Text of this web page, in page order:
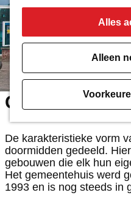
Alles
Alleen
a
a
r
d
e
m
e
De karakteristieke vorm
doormidden gedeeld.
gebouwen die elk hun
Het gemeentehuis werd
1993 en is nog steeds in